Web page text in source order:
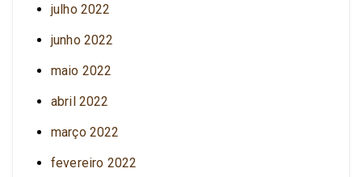
julho 2022
junho 2022
maio 2022
abril 2022
março 2022
fevereiro 2022